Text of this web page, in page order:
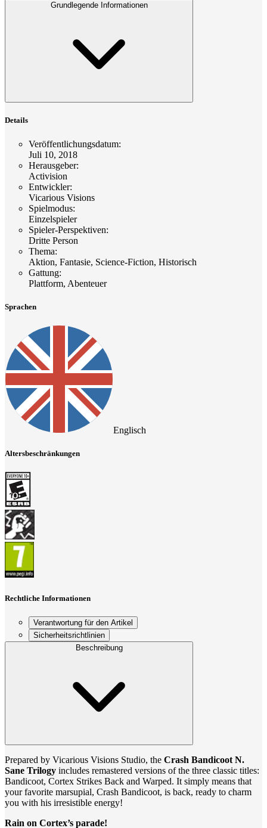
Grundlegende Informationen
Details
Veröffentlichungsdatum:
Juli 10, 2018
Herausgeber:
Activision
Entwickler:
Vicarious Visions
Spielmodus:
Einzelspieler
Spieler-Perspektiven:
Dritte Person
Thema:
Aktion, Fantasie, Science-Fiction, Historisch
Gattung:
Plattform, Abenteuer
Sprachen
Englisch
Altersbeschränkungen
Rechtliche Informationen
Verantwortung für den Artikel
Sicherheitsrichtlinien
Beschreibung
Prepared by Vicarious Visions Studio, the Crash Bandicoot N.
Sane Trilogy includes remastered versions of the three classic titles:
Bandicoot, Cortex Strikes Back and Warped. It simply means that
your favorite marsupial, Crash Bandicoot, is back, ready to charm
you with his irresistible energy!
Rain on Cortex’s parade!